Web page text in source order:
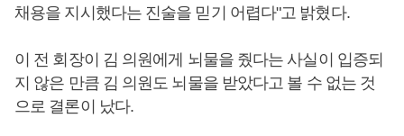
채용을 지시했다는 진술을 믿기 어렵다"고 밝혔다.
이 전 회장이 김 의원에게 뇌물을 줬다는 사실이 입증되
지 않은 만큼 김 의원도 뇌물을 받았다고 볼 수 없는 것
으로 결론이 났다.